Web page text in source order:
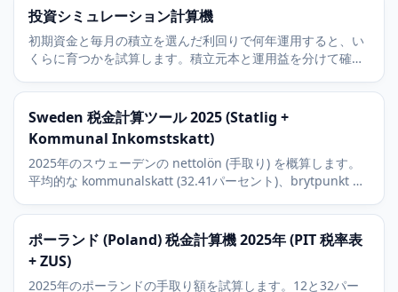
投資シミュレーション計算機
初期資金と毎月の積立を選んだ利回りで何年運用すると、い
くらに育つかを試算します。積立元本と運用益を分けて確認
Sweden 税金計算ツール 2025 (Statlig +
Kommunal Inkomstskatt)
2025年のスウェーデンの nettolön (手取り) を概算します。
平均的な kommunalskatt (32.41パーセント)、brytpunkt で
allmän pensionsavgift を使用します。
ポーランド (Poland) 税金計算機 2025年 (PIT 税率表
+ ZUS)
2025年のポーランドの手取り額を試算します。12と32パー